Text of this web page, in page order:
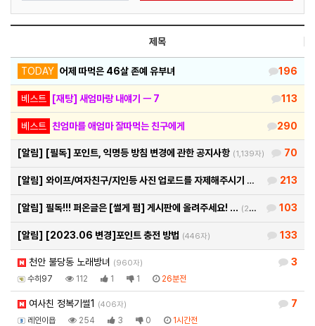
제목
TODAY 어제 따먹은 46살 존예 유부녀 196
베스트 [재탕] 새엄마랑 내얘기 ㅡ 7 113
베스트 친엄마를 애엄마 잘따먹는 친구에게 290
70
[알림] [필독] 포인트, 익명등 방침 변경에 관한 공지사항 (1,139자)
213
[알림] 와이프/여자친구/지인등 사진 업로드를 자제해주시기 바랍… (460자)
103
[알림] 필독!!! 퍼온글은 [썰게 펌] 게시판에 올려주세요! … (290자)
133
[알림] [2023.06 변경]포인트 충전 방법 (446자)
3
천안 불당동 노래방녀 (960자)
수히97 112 1 1 26분전
7
여사친 정복기썰1 (406자)
레인이욥 254 3 0 1시간전